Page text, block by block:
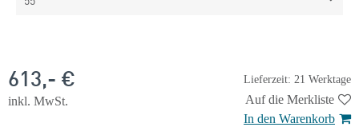
Lieferzeit: 21 Werktage
613,- €
inkl. MwSt.
Auf die Merkliste
In den Warenkorb